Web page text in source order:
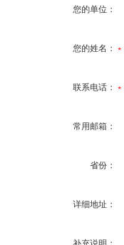
您的单位：
您的姓名：
联系电话：
常用邮箱：
省份：
详细地址：